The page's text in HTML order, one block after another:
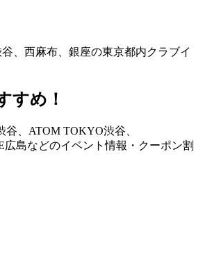
、西麻布、銀座の東京都内クラブイ
すめ！
、ATOM TOKYO渋谷、
島などのイベント情報・クーポン割